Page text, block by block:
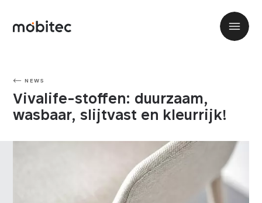
NEWS
Vivalife-stoffen: duurzaam,
wasbaar, slijtvast en kleurrijk!